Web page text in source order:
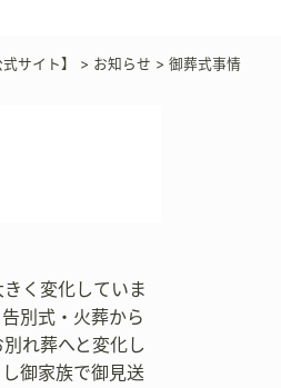
サイト】 > お知らせ > 御葬式事情
く変化していま
別式・火葬から
れ葬へと変化し
御家族で御見送